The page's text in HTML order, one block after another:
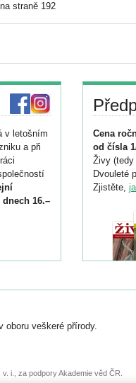
na straně 192
v letošním
a při
16.–
nebo
Cena
od čísla
Živy
Dvouleté
Zjistěte,
oboru veškeré přírody.
i., za podpory Akademie věd ČR.